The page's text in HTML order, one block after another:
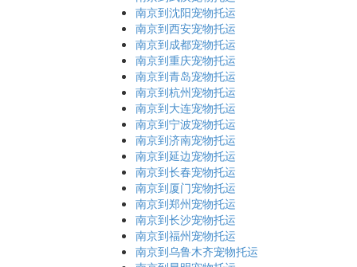
南京到沈阳宠物托运
南京到西安宠物托运
南京到成都宠物托运
南京到重庆宠物托运
南京到青岛宠物托运
南京到杭州宠物托运
南京到大连宠物托运
南京到宁波宠物托运
南京到济南宠物托运
南京到延边宠物托运
南京到长春宠物托运
南京到厦门宠物托运
南京到郑州宠物托运
南京到长沙宠物托运
南京到福州宠物托运
南京到乌鲁木齐宠物托运